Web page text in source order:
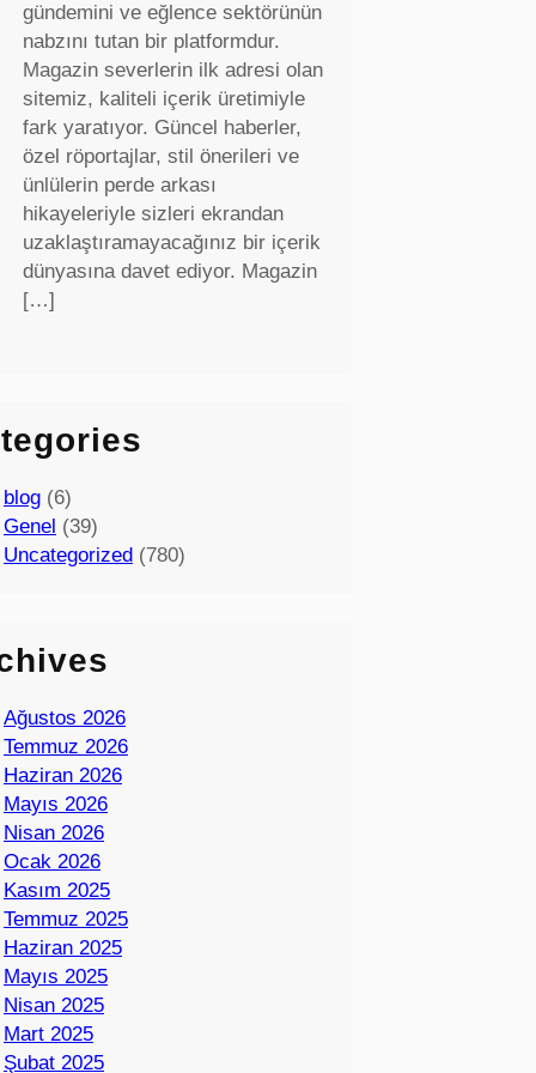
gündemini ve eğlence sektörünün
nabzını tutan bir platformdur.
Magazin severlerin ilk adresi olan
sitemiz, kaliteli içerik üretimiyle
fark yaratıyor. Güncel haberler,
özel röportajlar, stil önerileri ve
ünlülerin perde arkası
hikayeleriyle sizleri ekrandan
uzaklaştıramayacağınız bir içerik
dünyasına davet ediyor. Magazin
[…]
blog (6)
Genel (39)
Uncategorized (780)
Ağustos 2026
Temmuz 2026
Haziran 2026
Mayıs 2026
Nisan 2026
Ocak 2026
Kasım 2025
Temmuz 2025
Haziran 2025
Mayıs 2025
Nisan 2025
Mart 2025
Şubat 2025